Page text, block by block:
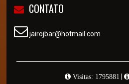
CONTATO
jairojbar@hotmail.com
Visitas: 1795881